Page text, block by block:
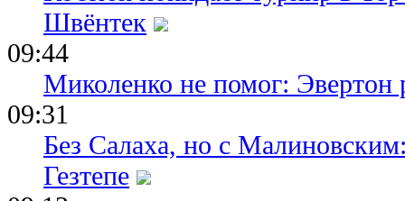
Швёнтек
09:44
Миколенко не помог: Эвертон
09:31
Без Салаха, но с
Гезтепе